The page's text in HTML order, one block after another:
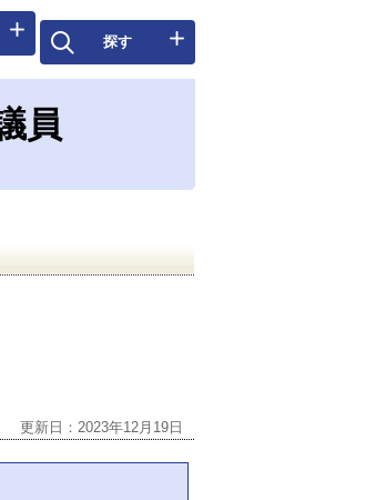
探す
議員
員
更新日：2023年12月19日